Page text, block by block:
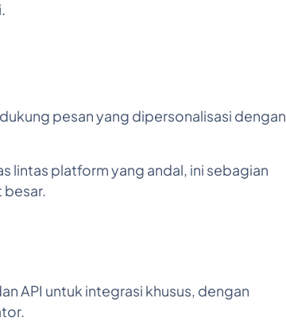
pesan yang dipersonalisasi dengan
lintas platform yang andal, ini sebagian
besar.
API untuk integrasi khusus, dengan